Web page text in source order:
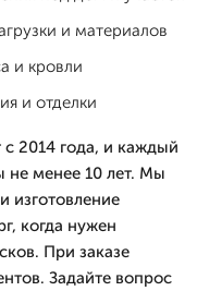
и материалов
и кровли
и отделки
2014 года, и каждый
не менее 10 лет. Мы
изготовление
когда нужен
При заказе
Задайте вопрос